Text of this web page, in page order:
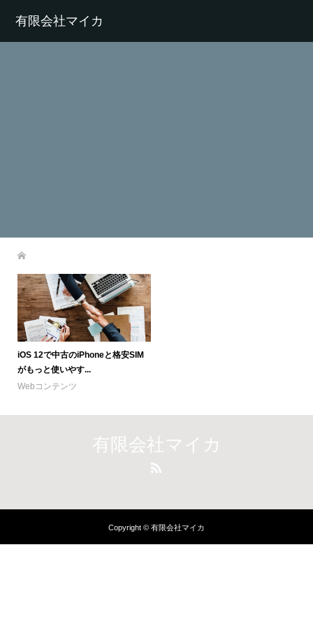
有限会社マイカ
iOS 12で中古のiPhoneと格安SIM
がもっと使いやす...
Webコンテンツ
有限会社マイカ
Copyright © 有限会社マイカ